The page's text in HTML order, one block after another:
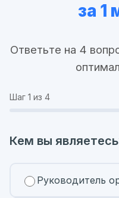
за 1
Ответьте на 4
Шаг 1 из 4
Кем вы
Руководитель